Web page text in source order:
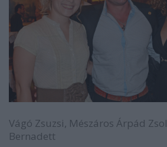
Vágó Zsuzsi, Mészáros Árpád
Bernadett